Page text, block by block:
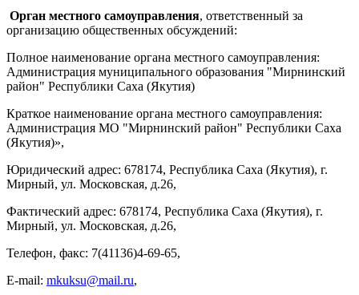
Орган местного самоуправления, ответственный за
организацию общественных обсуждений:
Полное наименование органа местного самоуправления:
Администрация муниципального образования "Мирнинский
район" Республики Саха (Якутия)
Краткое наименование органа местного самоуправления:
Администрация МО "Мирнинский район" Республики Саха
(Якутия)»,
Юридический адрес: 678174, Республика Саха (Якутия), г.
Мирный, ул. Московская, д.26,
Фактический адрес: 678174, Республика Саха (Якутия), г.
Мирный, ул. Московская, д.26,
Телефон, факс: 7(41136)4-69-65,
E-mail: mkuksu@mail.ru,